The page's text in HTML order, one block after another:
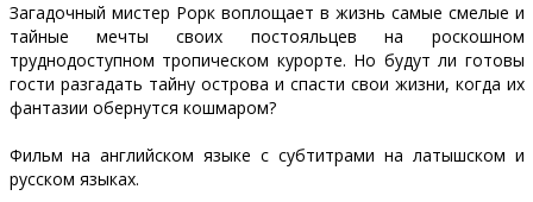
Загадочный мистер Рорк воплощает в жизнь самые смелые и
тайные мечты своих постояльцев на роскошном
труднодоступном тропическом курорте. Но будут ли готовы
гости разгадать тайну острова и спасти свои жизни, когда их
фантазии обернутся кошмаром?
Фильм на английском языке с субтитрами на латышском и
русском языках.